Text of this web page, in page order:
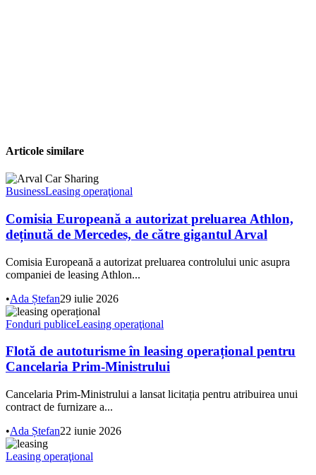
Articole similare
BusinessLeasing operaţional
Comisia Europeană a autorizat preluarea Athlon,
deținută de Mercedes, de către gigantul Arval
Comisia Europeană a autorizat preluarea controlului unic asupra
companiei de leasing Athlon...
•Ada Ștefan29 iulie 2026
Fonduri publiceLeasing operaţional
Flotă de autoturisme în leasing operațional pentru
Cancelaria Prim-Ministrului
Cancelaria Prim-Ministrului a lansat licitația pentru atribuirea unui
contract de furnizare a...
•Ada Ștefan22 iunie 2026
Leasing operaţional